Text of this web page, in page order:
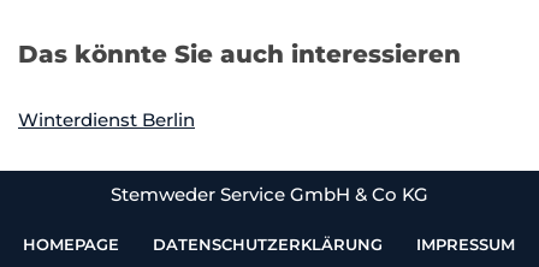
Das könnte Sie auch interessieren
Winterdienst Berlin
Stemweder Service GmbH & Co KG
HOMEPAGE DATENSCHUTZERKLÄRUNG IMPRESSUM